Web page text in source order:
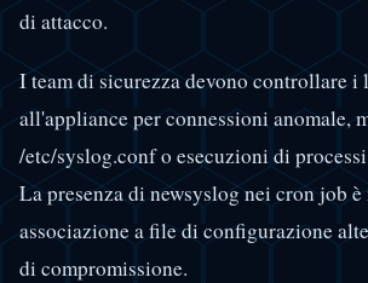
di attacco.
I team di sicurezza devono controllare i
all'appliance per connessioni anomale,
/etc/syslog.conf o esecuzioni di
La presenza di newsyslog nei cron job
associazione a file di configurazione
di compromissione.